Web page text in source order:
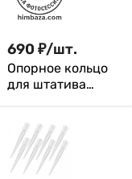
690 ₽/шт.
Опорное кольцо
для штатива